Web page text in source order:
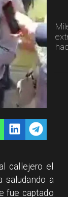
callejero el
saludando a
fue captado